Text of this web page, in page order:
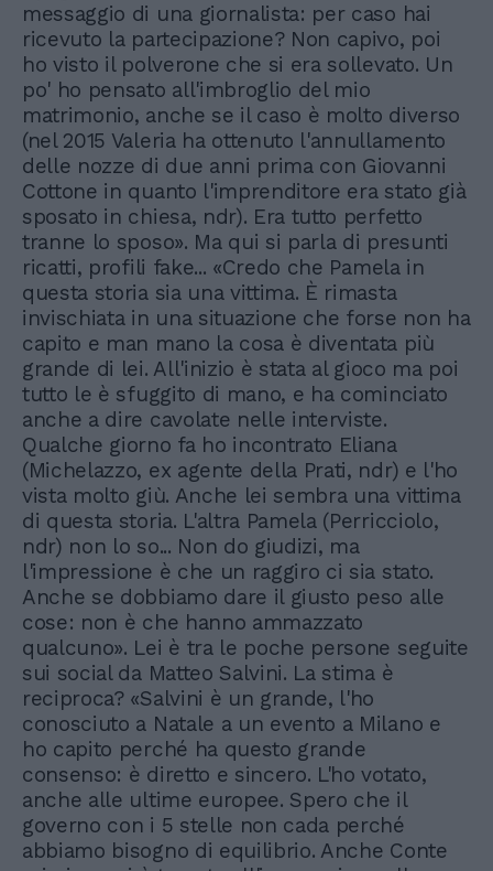
messaggio di una giornalista: per caso hai
ricevuto la partecipazione? Non capivo, poi
ho visto il polverone che si era sollevato. Un
po' ho pensato all'imbroglio del mio
matrimonio, anche se il caso è molto diverso
(nel 2015 Valeria ha ottenuto l'annullamento
delle nozze di due anni prima con Giovanni
Cottone in quanto l'imprenditore era stato già
sposato in chiesa, ndr). Era tutto perfetto
tranne lo sposo». Ma qui si parla di presunti
ricatti, profili fake... «Credo che Pamela in
questa storia sia una vittima. È rimasta
invischiata in una situazione che forse non ha
capito e man mano la cosa è diventata più
grande di lei. All'inizio è stata al gioco ma poi
tutto le è sfuggito di mano, e ha cominciato
anche a dire cavolate nelle interviste.
Qualche giorno fa ho incontrato Eliana
(Michelazzo, ex agente della Prati, ndr) e l'ho
vista molto giù. Anche lei sembra una vittima
di questa storia. L'altra Pamela (Perricciolo,
ndr) non lo so... Non do giudizi, ma
l'impressione è che un raggiro ci sia stato.
Anche se dobbiamo dare il giusto peso alle
cose: non è che hanno ammazzato
qualcuno». Lei è tra le poche persone seguite
sui social da Matteo Salvini. La stima è
reciproca? «Salvini è un grande, l'ho
conosciuto a Natale a un evento a Milano e
ho capito perché ha questo grande
consenso: è diretto e sincero. L'ho votato,
anche alle ultime europee. Spero che il
governo con i 5 stelle non cada perché
abbiamo bisogno di equilibrio. Anche Conte